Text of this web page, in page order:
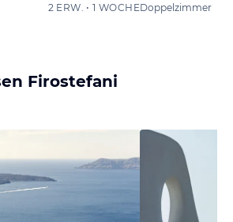
2 ERW. • 1 WOCHEDoppelzimmer
Firostefani